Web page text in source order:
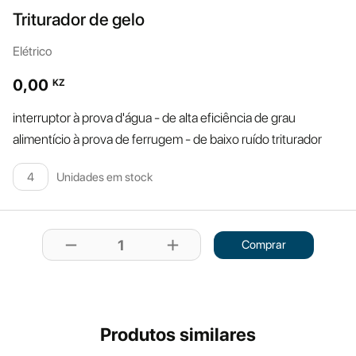
Triturador de gelo
Elétrico
0,00 KZ
interruptor à prova d'água - de alta eficiência de grau
alimentício à prova de ferrugem - de baixo ruído triturador
4 Unidades em stock
remove 1 add Comprar
Produtos similares